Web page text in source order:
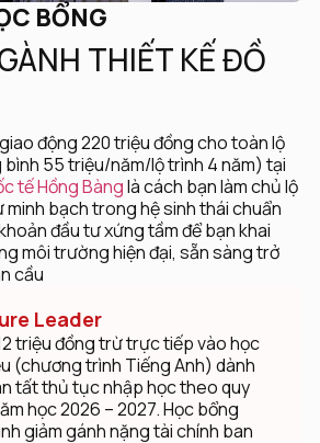
BỔNG
THIẾT KẾ ĐỒ
động 220 triệu đồng cho toàn lộ
55 triệu/năm/lộ trình 4 năm) tại
tế Hồng Bànglà cách bạn làm chủ lộ
bạch trong hệ sinh thái chuẩn
đầu tư xứng tầm để bạn khai
môi trường hiện đại, sẵn sàng trở
cầu
Leader
triệu đồng trừ trực tiếp vào học
(chương trình Tiếng Anh) dành
tất thủ tục nhập học theo quy
học 2026 – 2027. Học bổng
giảm gánh nặng tài chính ban